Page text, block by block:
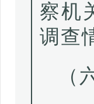
察机
调查
（